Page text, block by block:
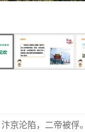
京沦陷，二帝被俘